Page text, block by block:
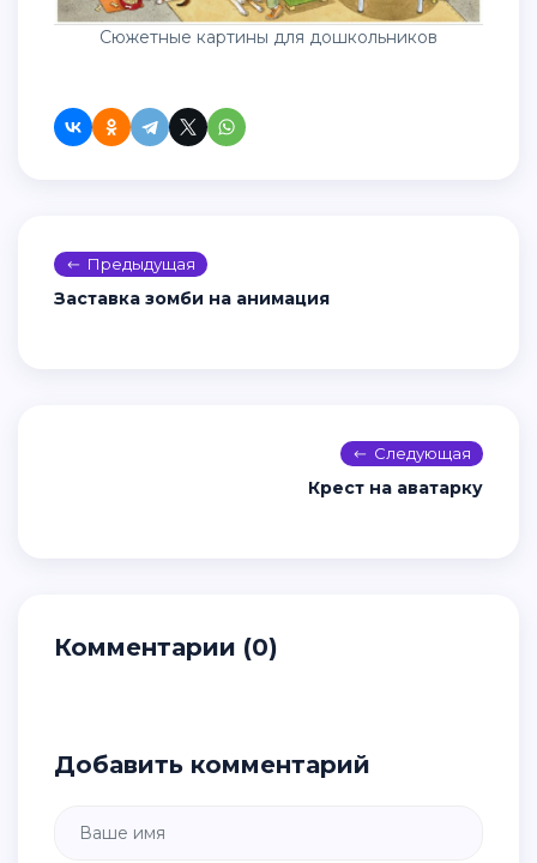
Сюжетные картины для дошкольников
Предыдущая
Заставка зомби на анимация
Следующая
Крест на аватарку
Комментарии (0)
Добавить комментарий